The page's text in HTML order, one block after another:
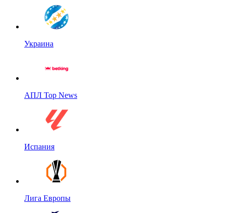
Украина
АПЛ Top News
Испания
Лига Европы